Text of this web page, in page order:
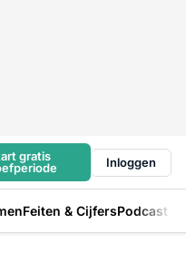
gratis
Inloggen
Feiten & CijfersPodcast